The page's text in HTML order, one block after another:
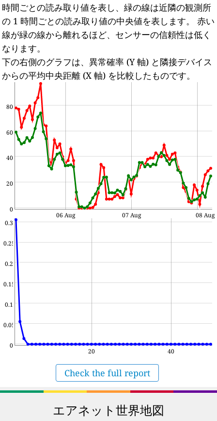
時間ごとの読み取り値を表し、緑の線は近隣の観測所
の 1 時間ごとの読み取り値の中央値を表します。
赤い
線が緑の線から離れるほど、センサーの信頼性は低く
なります。
下の右側のグラフは、異常確率 (Y 軸) と隣接デバイス
からの平均中央距離 (X 軸) を比較したものです。
0
20
40
60
80
06 Aug 07 Aug 08 Aug
0
0.05
0.1
0.15
0.2
0.25
0.3
20 40
Check the full report
エアネット世界地図